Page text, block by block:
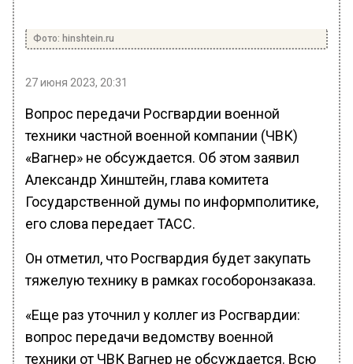
Фото: hinshtein.ru
27 июня 2023, 20:31
Вопрос передачи Росгвардии военной
техники частной военной компании (ЧВК)
«Вагнер» не обсуждается. Об этом заявил
Александр Хинштейн, глава комитета
Государственной думы по информполитике,
его слова передает ТАСС.
Он отметил, что Росгвардия будет закупать
тяжелую технику в рамках гособоронзаказа.
«Еще раз уточнил у коллег из Росгвардии:
вопрос передачи ведомству военной
техники от ЧВК Вагнер не обсуждается. Всю